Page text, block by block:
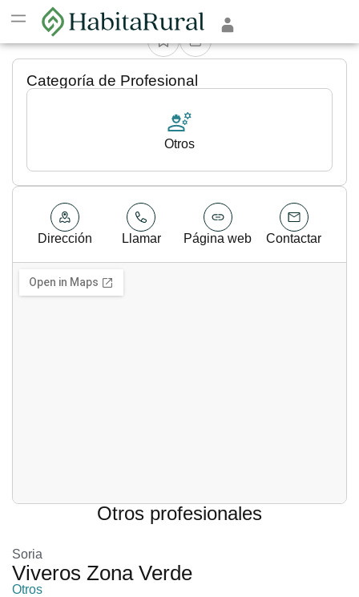
Otros
Categoría de Profesional
Otros
Dirección Llamar Página web Contactar
Otros profesionales
Soria
Viveros Zona Verde
Otros